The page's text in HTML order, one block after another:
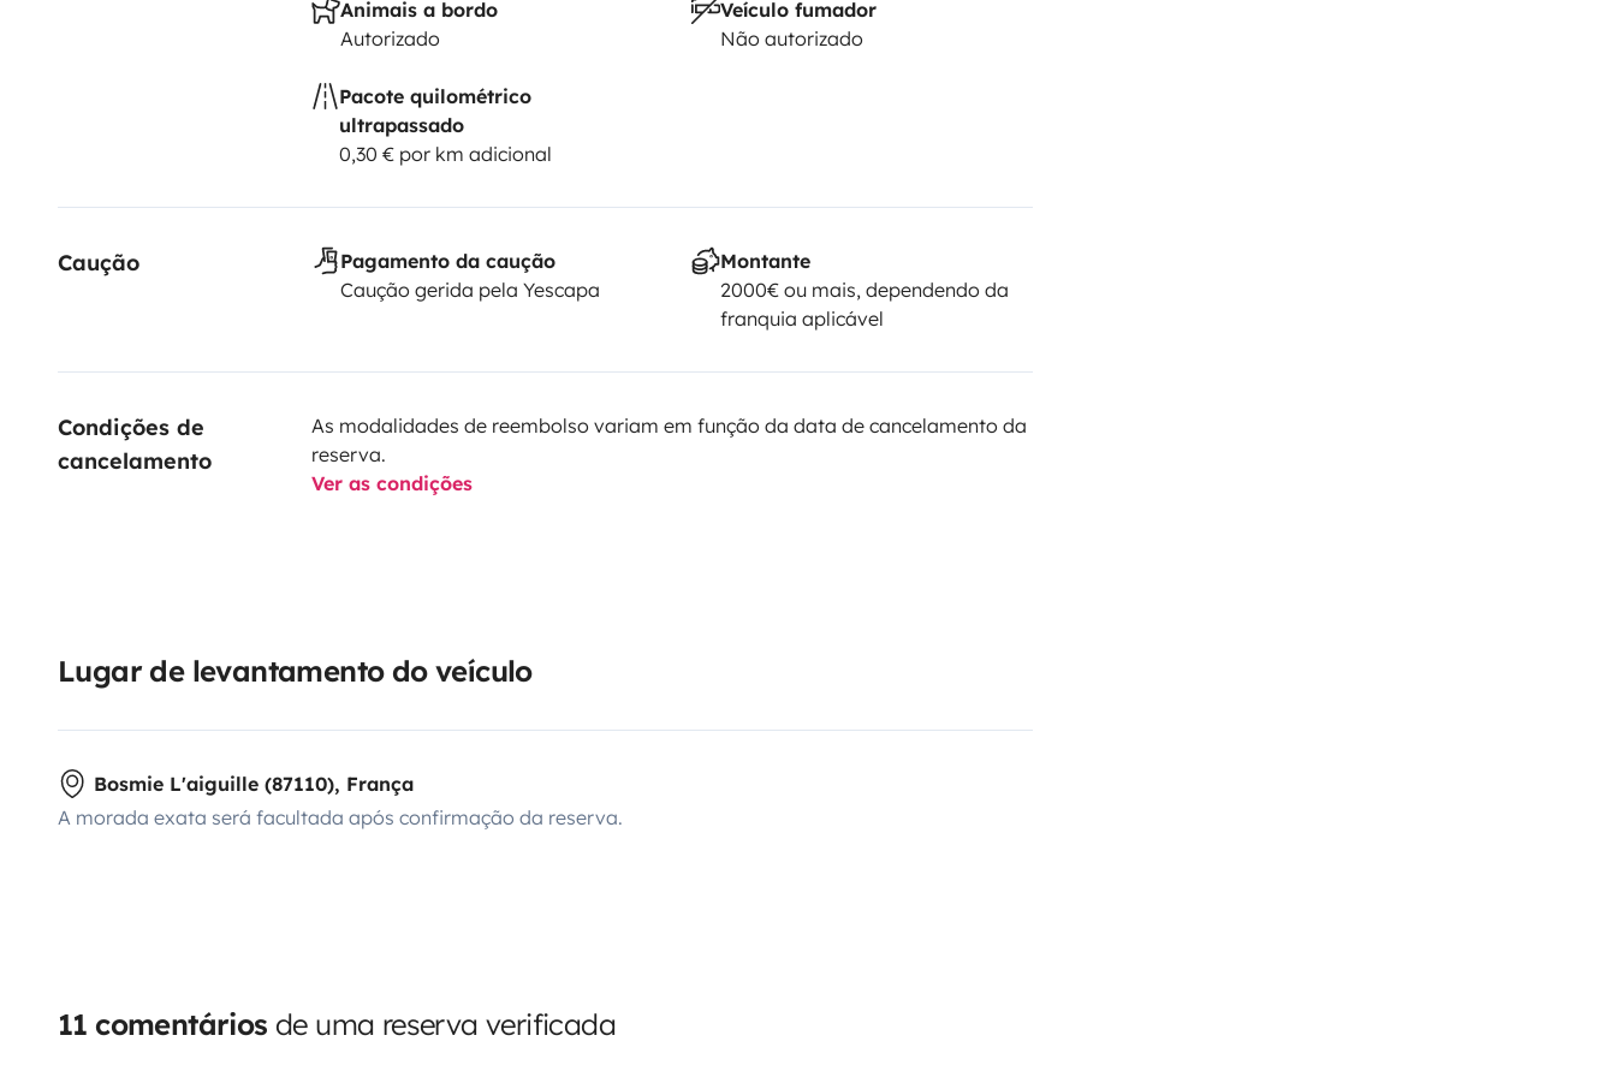
Animais a bordo
Autorizado
Veículo fumador
Não autorizado
Pacote quilométrico
ultrapassado
0,30 € por km adicional
Caução
Pagamento da caução
Caução gerida pela Yescapa
Montante
2000€ ou mais, dependendo da
franquia aplicável
Condições de
cancelamento
As modalidades de reembolso variam em função da data de cancelamento da
reserva.
Ver as condições
Lugar de levantamento do veículo
Bosmie L'aiguille (87110), França
A morada exata será facultada após confirmação da reserva.
11 comentários de uma reserva verificada